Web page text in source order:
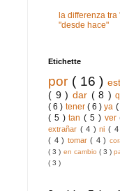
la differenza tra
"desde hace"
Etichette
por ( 16 )
( 9 ) dar ( 8 )
( 6 ) tener ( 6 )ya
( 5 )tan( 5 ) ver
extrañar ( 4 )ni ( 4
( 4 ) tomar( 4 )
( 3 ) en cambio ( 3 )
( 3 )